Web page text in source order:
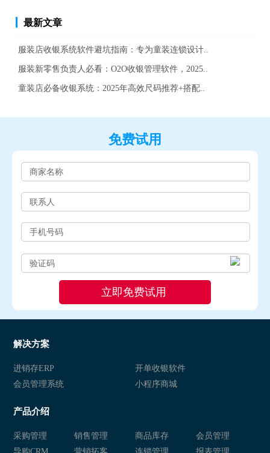
最新文章
服装店收银系统软件避坑指南：专为童装连锁设计..
服装新零售负责人必看：O2O收银管理软件，2025..
童装店必备收银系统：2025年高效尺码推荐+搭配..
免费试用
解决方案
进销存ERP
开单收银软件
会员管理系统
小程序商城
产品介绍
采购管理 销售管理 商品库存
会员管理